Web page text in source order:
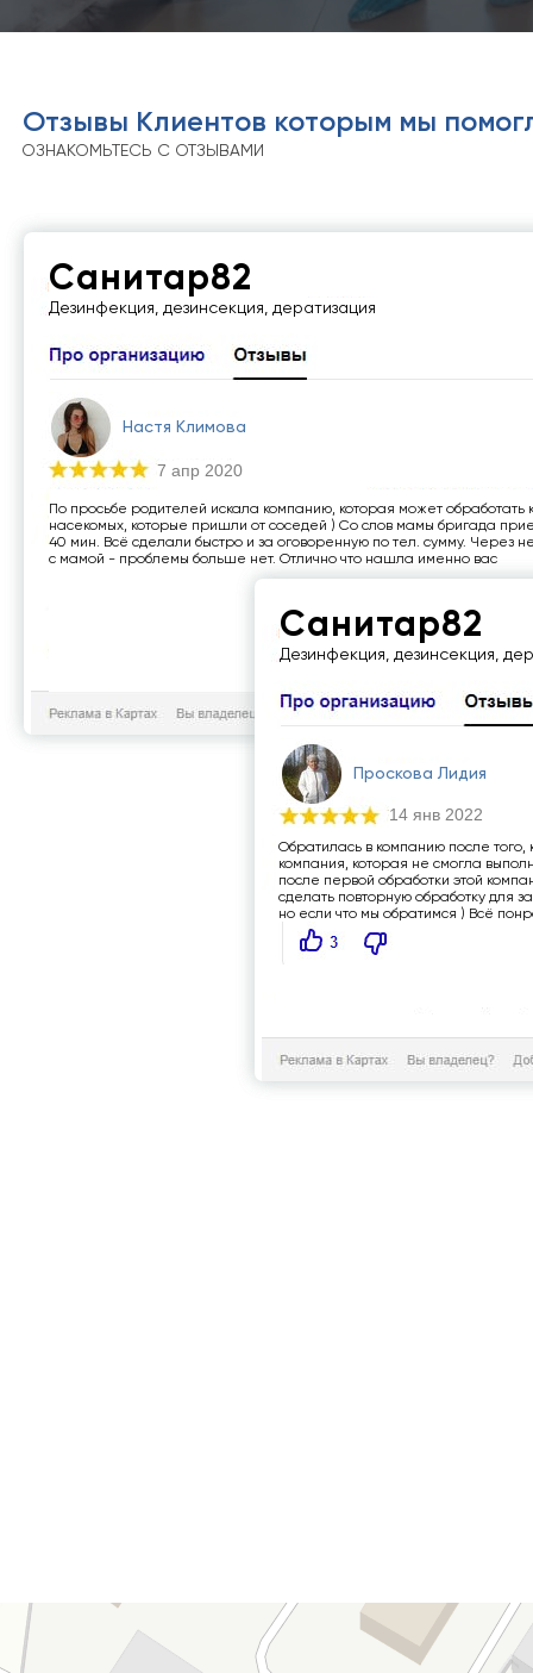
Отзывы Клиентов которым мы
ОЗНАКОМЬТЕСЬ С ОТЗЫВАМИ
Санитар82
Дезинфекция, дезинсекция, дератизация
Настя Климова
По просьбе родителей искала компанию, которая может обработать
насекомых, которые пришли от соседей ) Со слов мамы бригада
40 мин. Всё сделали быстро и за оговоренную по тел. сумму. Через
с мамой - проблемы больше нет. Отлично что нашла именно вас
7 апр 2020
Санитар82
Дезинфекция, дезинсекция,
Проскова Лидия
Обратилась в компанию после
компания, которая не смогла
после первой обработки этой
сделать повторную обработку для
но если что мы обратимся ) Всё
14 янв 2022